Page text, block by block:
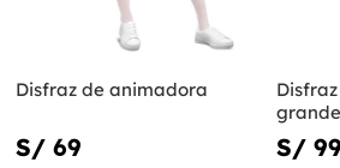
Disfraz de animadora
S/ 69
grande
S/ 99